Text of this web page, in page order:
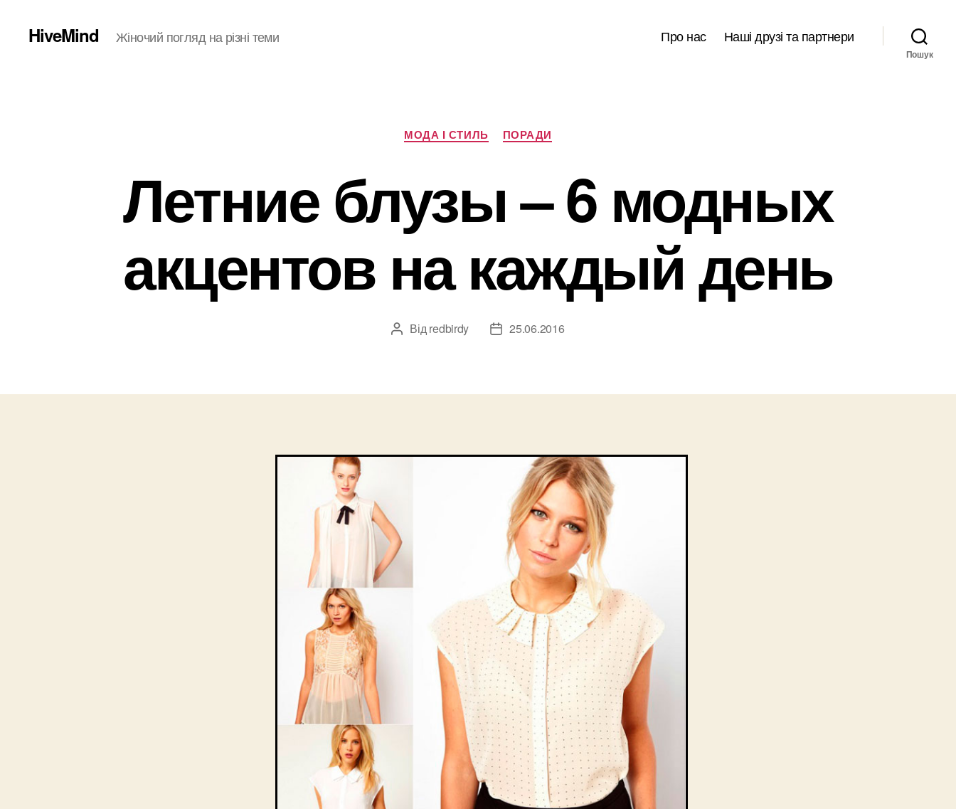
HiveMind Жіночий погляд на різні теми Про нас Наші друзі та партнери
Пошук
Категорії
МОДА І СТИЛЬ ПОРАДИ
Летние блузы – 6 модных
акцентов на каждый день
Автор
Від redbirdy
Дата25.06.2016